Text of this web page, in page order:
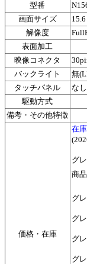
型番
画面サイズ
15.6
解像度
表面加工
映像コネクタ
バックライト
無
タッチパネル
なし
駆動方式
備考・その他特徴
価格・在庫
在
グ
商
グ
グ
グ
グ